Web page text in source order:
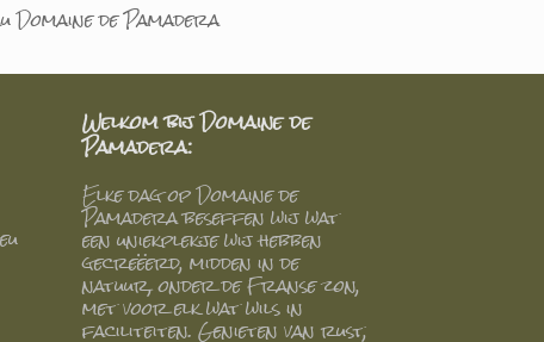
de Pamadera
Welkom bij Domaine de
Pamadera:
Elke dag op Domaine de
Pamadera beseffen wij wat
een uniekplekje wij hebben
gecreëerd, midden in de
natuur, onder de Franse zon,
met voor elk wat wils in
faciliteiten. Genieten van rust,